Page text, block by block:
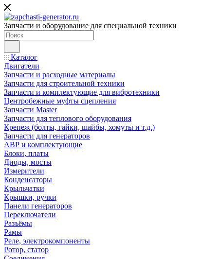
Запчасти и оборудование для специальной техники
Каталог
Двигатели
Запчасти и расходные материалы
Запчасти для строительной техники
Запчасти и комплектующие для вибротехники
Центробежные муфты сцепления
Запчасти Master
Запчасти для теплового оборудования
Крепеж (болты, гайки, шайбы, хомуты и т.д.)
Запчасти для генераторов
АВР и комплектующие
Блоки, платы
Диоды, мосты
Измерители
Конденсаторы
Крыльчатки
Крышки, ручки
Панели генераторов
Переключатели
Разъёмы
Рамы
Реле, электрокомпоненты
Ротор, статор